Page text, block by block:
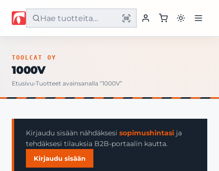
Etusivu
Yritys
Yhteystiedot
TOOLCAT OY
1000V
Etusivu›Tuotteet avainsanalla “1000V”
Kirjaudu sisään nähdäksesi sopimushintasi ja
tehdäksesi tilauksia B2B-portaalin kautta.
Kirjaudu sisään